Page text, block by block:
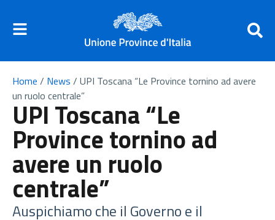
Home / News / UPI Toscana “Le Province tornino ad avere
un ruolo centrale”
UPI Toscana “Le
Province tornino ad
avere un ruolo
centrale”
Auspichiamo che il Governo e il